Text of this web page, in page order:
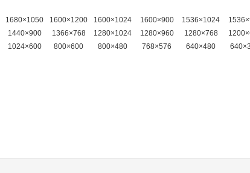
1680×1050 1600×1200 1600×1024 1600×900 1536×1024
1440×900 1366×768 1280×1024 1280×960 1280×768
1024×600 800×600 800×480 768×576 640×480